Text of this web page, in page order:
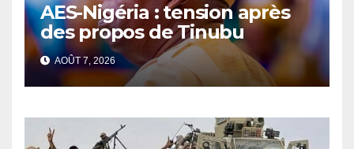
AES-Nigéria : tension après
des propos de Tinubu
AOÛT 7, 2026